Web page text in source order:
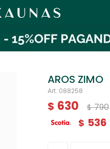
AROS ZIMO
088258
$ 630 $ 790
$ 536